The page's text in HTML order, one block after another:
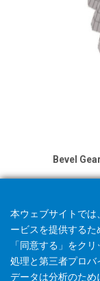
Bevel
本ウェブサイトで
ービスを提供するた
「同意する」をク
処理と第三者プロバ
データは分析のため